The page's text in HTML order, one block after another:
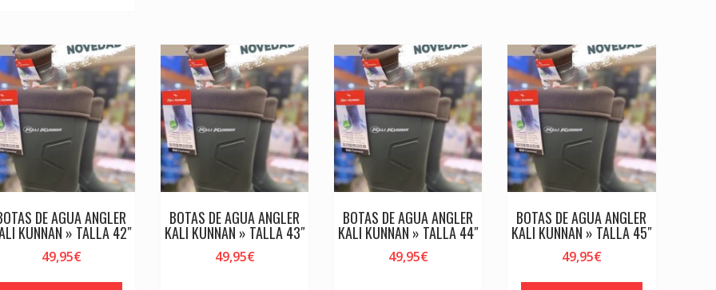
DE AGUA ANGLER
KUNNAN » TALLA 42″
49,95€
BOTAS DE AGUA ANGLER
KALI KUNNAN » TALLA 43″
49,95€
BOTAS DE AGUA ANGLER
KALI KUNNAN » TALLA 44″
49,95€
BOTAS DE AGUA ANGLER
KALI KUNNAN » TALLA 45″
49,95€